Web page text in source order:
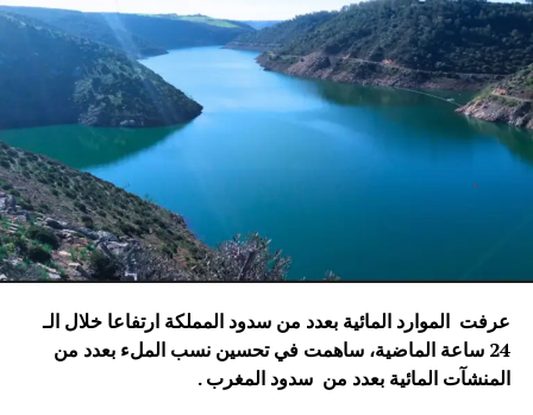
عرفت الموارد المائية بعدد من سدود المملكة ارتفاعا خلال الـ
24 ساعة الماضية، ساهمت في تحسين نسب الملء بعدد من
المنشآت المائية بعدد من سدود المغرب .